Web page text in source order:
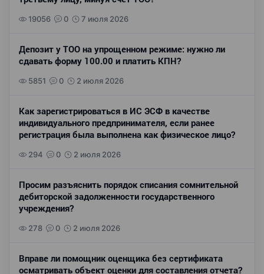
19056 0 7 июля 2026
Депозит у ТОО на упрощенном режиме: нужно ли
сдавать форму 100.00 и платить КПН?
5851 0 2 июля 2026
Как зарегистрироваться в ИС ЭСФ в качестве
индивидуального предпринимателя, если ранее
регистрация была выполнена как физическое лицо?
294 0 2 июля 2026
Просим разъяснить порядок списания сомнительной
дебиторской задолженности государственного
учреждения?
278 0 2 июля 2026
Вправе ли помощник оценщика без сертификата
осматривать объект оценки для составления отчета?